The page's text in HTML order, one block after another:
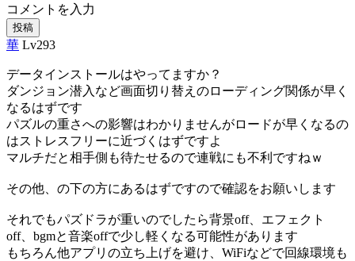
コメントを入力
投稿
華 Lv293
データインストールはやってますか？
ダンジョン潜入など画面切り替えのローディング関係が早く
なるはずです
パズルの重さへの影響はわかりませんがロードが早くなるの
はストレスフリーに近づくはずですよ
マルチだと相手側も待たせるので連戦にも不利ですねｗ
その他、の下の方にあるはずですので確認をお願いします
それでもパズドラが重いのでしたら背景off、エフェクト
off、bgmと音楽offで少し軽くなる可能性があります
もちろん他アプリの立ち上げを避け、WiFiなどで回線環境も